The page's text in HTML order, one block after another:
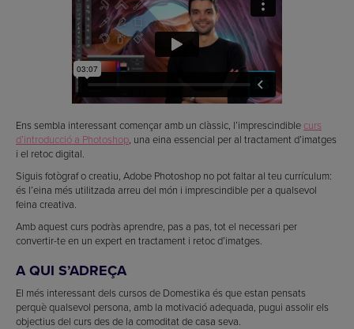
Ens sembla interessant començar amb un clàssic, l’imprescindible curs
d’introducció a Photoshop, una eina essencial per al tractament d’imatges
i el retoc digital.
Siguis fotògraf o creatiu, Adobe Photoshop no pot faltar al teu currículum:
és l’eina més utilitzada arreu del món i imprescindible per a qualsevol
feina creativa.
Amb aquest curs podràs aprendre, pas a pas, tot el necessari per
convertir-te en un expert en tractament i retoc d’imatges.
A QUI S’ADREÇA
El més interessant dels cursos de Domestika és que estan pensats
perquè qualsevol persona, amb la motivació adequada, pugui assolir els
objectius del curs des de la comoditat de casa seva.